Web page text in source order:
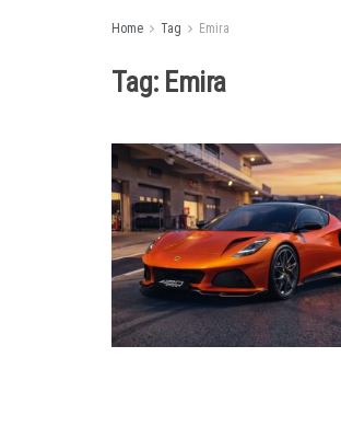
Home Tag Emira
Tag: Emira